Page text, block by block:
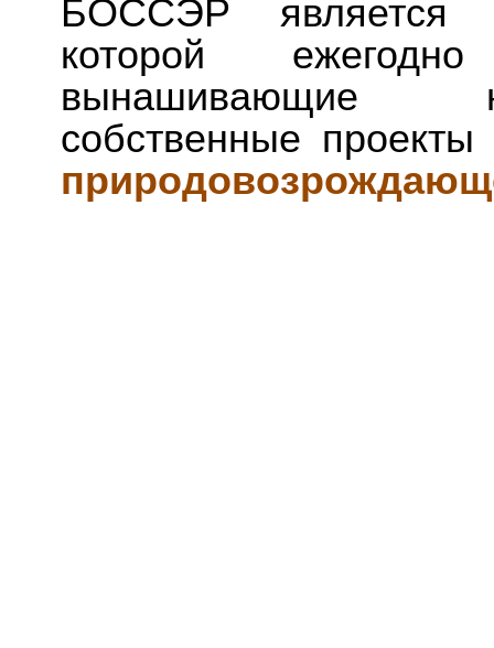
БОССЭР является
которой
вынашивающие
собственные